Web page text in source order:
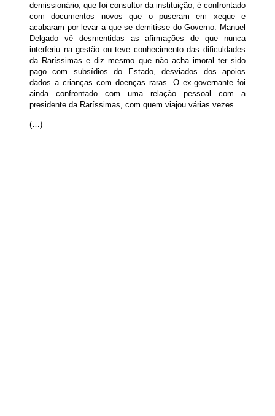
demissionário, que foi consultor da instituição, é confrontado
com documentos novos que o puseram em xeque e
acabaram por levar a que se demitisse do Governo. Manuel
Delgado vê desmentidas as afirmações de que nunca
interferiu na gestão ou teve conhecimento das dificuldades
da Raríssimas e diz mesmo que não acha imoral ter sido
pago com subsídios do Estado, desviados dos apoios
dados a crianças com doenças raras. O ex-governante foi
ainda confrontado com uma relação pessoal com a
presidente da Raríssimas, com quem viajou várias vezes
(…)